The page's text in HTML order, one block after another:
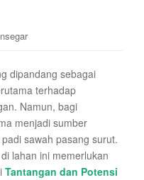
dipandang sebagai
terhadap
Namun, bagi
menjadi sumber
sawah pasang surut.
lahan ini memerlukan
Tantangan dan Potensi